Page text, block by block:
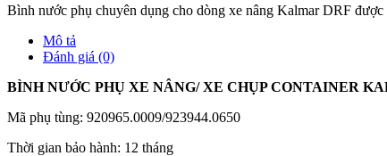
Bình nước phụ chuyên dụng cho dòng xe nâng Kalmar DRF
Mô tả
Đánh giá (0)
BÌNH NƯỚC PHỤ XE NÂNG/ XE CHỤP CONTAINER
Mã phụ tùng: 920965.0009/923944.0650
Thời gian bảo hành: 12 tháng